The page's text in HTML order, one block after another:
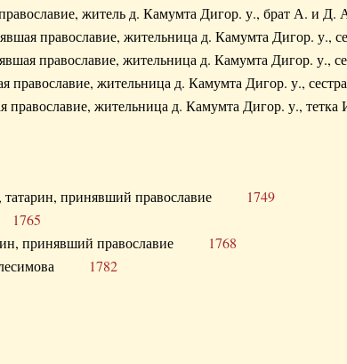
житель д. Камумта Дигор. у., брат А.
православие, жительница д. Камумта Дигор.
православие, жительница д. Камумта Дигор.
православие, жительница д. Камумта Дигор. у.,
православие, жительница д. Камумта Дигор. у.,
татарин, принявший православие 1749
1765
принявший православие 1768
1782